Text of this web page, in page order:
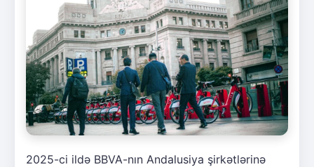
2025-ci ildə BBVA-nın Andalusiya şirkətlərinə